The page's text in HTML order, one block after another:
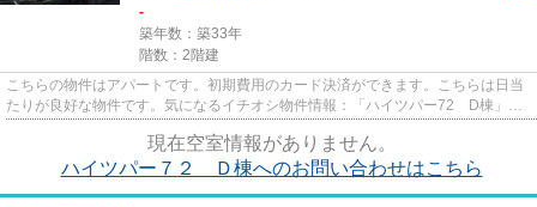
-
築年数：築33年
階数：2階建
こちらの物件はアパートです。初期費用のカード決済ができます。こちらは日当
たりが良好な物件です。気になるイチオシ物件情報：「ハイツパー72 D棟」。
現在空室情報がありません。
ハイツパー７２ Ｄ棟へのお問い合わせはこちら